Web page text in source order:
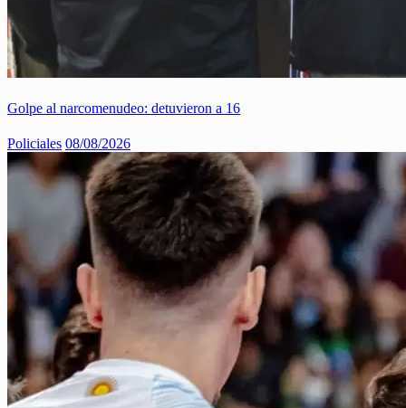
Golpe al narcomenudeo: detuvieron a 16
Policiales 08/08/2026